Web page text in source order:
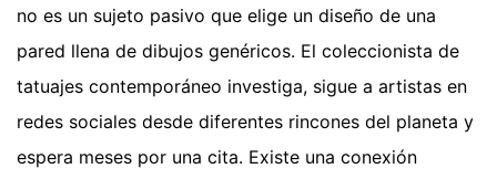
no es un sujeto pasivo que elige un diseño de una
pared llena de dibujos genéricos. El coleccionista de
tatuajes contemporáneo investiga, sigue a artistas en
redes sociales desde diferentes rincones del planeta y
espera meses por una cita. Existe una conexión